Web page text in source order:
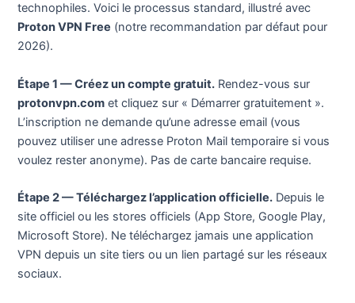
technophiles. Voici le processus standard, illustré avec
Proton VPN Free (notre recommandation par défaut pour
2026).
Étape 1 — Créez un compte gratuit. Rendez-vous sur
protonvpn.com et cliquez sur « Démarrer gratuitement ».
L’inscription ne demande qu’une adresse email (vous
pouvez utiliser une adresse Proton Mail temporaire si vous
voulez rester anonyme). Pas de carte bancaire requise.
Étape 2 — Téléchargez l’application officielle. Depuis le
site officiel ou les stores officiels (App Store, Google Play,
Microsoft Store). Ne téléchargez jamais une application
VPN depuis un site tiers ou un lien partagé sur les réseaux
sociaux.